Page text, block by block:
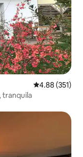
Calificación
4.88 (351)
tranquila